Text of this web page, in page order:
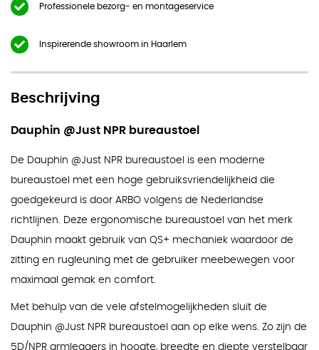
Professionele bezorg- en montageservice
Inspirerende showroom in Haarlem
Beschrijving
Dauphin @Just NPR bureaustoel
De Dauphin @Just NPR bureaustoel is een moderne
bureaustoel met een hoge gebruiksvriendelijkheid die
goedgekeurd is door ARBO volgens de Nederlandse
richtlijnen. Deze ergonomische bureaustoel van het merk
Dauphin maakt gebruik van QS+ mechaniek waardoor de
zitting en rugleuning met de gebruiker meebewegen voor
maximaal gemak en comfort.
Met behulp van de vele afstelmogelijkheden sluit de
Dauphin @Just NPR bureaustoel aan op elke wens. Zo zijn de
5D/NPR armleggers in hoogte, breedte en diepte verstelbaar